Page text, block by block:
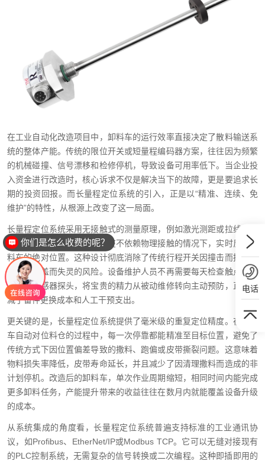
在工业自动化改造项目中，卸料车的运行效率直接决定了散料输送系
统的整体产能。传统的限位开关或短量程编码器方案，往往因为频繁
的机械碰撞、信号漂移和检修停机，导致设备可用率低下。当企业投
入资金进行改造时，核心诉求不仅是解决当下的故障，更是要追求长
期的投资回报。而长量程定位系统的引入，正是以“精准、连续、免
维护”的特性，从根源上改变了这一局面。
长量程定位系统采用无接触式的测量原理，例如激光测距或拉线编码
器配合绝对位置算法，能够在不依赖物理接触的情况下，实时反馈卸
料车的绝对位置。这种设计彻底消除了传统行程开关因撞击而损坏、
因粉尘覆盖而失灵的风险。设备维护人员不再需要每天检查触点磨损
或清理传感器探头，将宝贵的精力从被动维修转向主动预防，直接削
减了备件更换成本和人工干预支出。
更关键的是，长量程定位系统提供了毫米级的重复定位精度。在卸料
车自动对位料仓的过程中，每一次停靠都能精准至目标位置，避免了
传统方式下因位置偏差导致的撒料、跑偏或皮带撕裂问题。这意味着
物料损失率降低，皮带寿命延长，并且减少了因清理撒料而造成的非
计划停机。改造后的卸料车，单次作业周期缩短，相同时间内能完成
更多卸料任务，产能提升带来的收益往往在数月内就能覆盖设备升级
的成本。
从系统集成的角度看，长量程定位系统普遍支持标准的工业通讯协
议，如Profibus、EtherNet/IP或Modbus TCP。它可以无缝对接现有
的PLC控制系统，无需复杂的信号转换或二次编程。这种即插即用的
电话
你们是怎么收费的呢？